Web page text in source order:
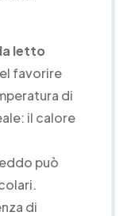
letto
favorire
di
il calore
può
di